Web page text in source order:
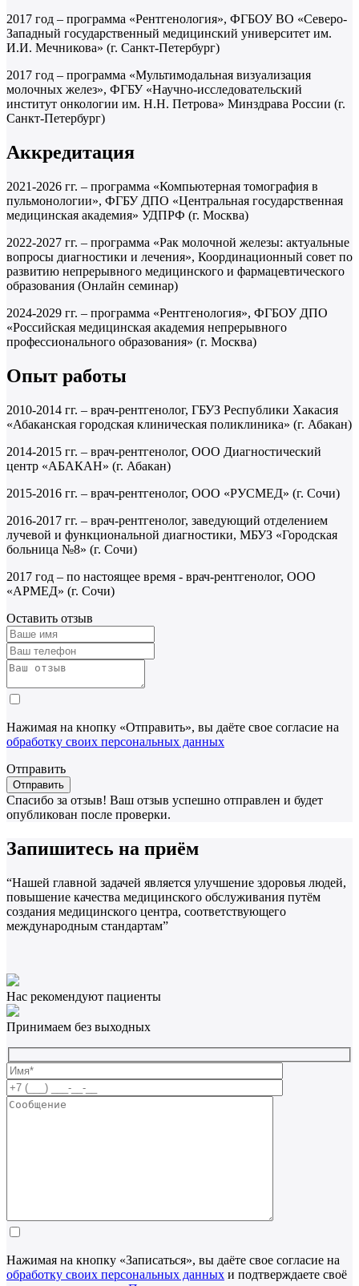
2017 год – программа «Рентгенология», ФГБОУ ВО «Северо-
Западный государственный медицинский университет им.
И.И. Мечникова» (г. Санкт-Петербург)
2017 год – программа «Мультимодальная визуализация
молочных желез», ФГБУ «Научно-исследовательский
институт онкологии им. Н.Н. Петрова» Минздрава России (г.
Санкт-Петербург)
Аккредитация
2021-2026 гг. – программа «Компьютерная томография в
пульмонологии», ФГБУ ДПО «Центральная государственная
медицинская академия» УДПРФ (г. Москва)
2022-2027 гг. – программа «Рак молочной железы: актуальные
вопросы диагностики и лечения», Координационный совет по
развитию непрерывного медицинского и фармацевтического
образования (Онлайн семинар)
2024-2029 гг. – программа «Рентгенология», ФГБОУ ДПО
«Российская медицинская академия непрерывного
профессионального образования» (г. Москва)
Опыт работы
2010-2014 гг. – врач-рентгенолог, ГБУЗ Республики Хакасия
«Абаканская городская клиническая поликлиника» (г. Абакан)
2014-2015 гг. – врач-рентгенолог, ООО Диагностический
центр «АБАКАН» (г. Абакан)
2015-2016 гг. – врач-рентгенолог, ООО «РУСМЕД» (г. Сочи)
2016-2017 гг. – врач-рентгенолог, заведующий отделением
лучевой и функциональной диагностики, МБУЗ «Городская
больница №8» (г. Сочи)
2017 год – по настоящее время - врач-рентгенолог, ООО
«АРМЕД» (г. Сочи)
Оставить отзыв
Нажимая на кнопку «Отправить», вы даёте свое согласие на
обработку своих персональных данных
Отправить
Спасибо за отзыв! Ваш отзыв успешно отправлен и будет
опубликован после проверки.
Запишитесь на приём
“Нашей главной задачей является улучшение здоровья людей,
повышение качества медицинского обслуживания путём
создания медицинского центра, соответствующего
международным стандартам”
Нас рекомендуют пациенты
Принимаем без выходных
Нажимая на кнопку «Записаться», вы даёте свое согласие на
обработку своих персональных данных и подтверждаете своё